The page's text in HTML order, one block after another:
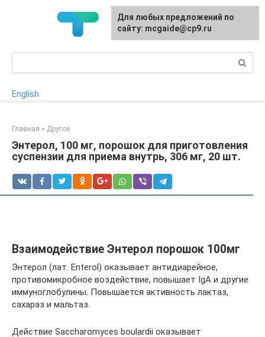
English
Главная » Другое
Энтерол, 100 мг, порошок для приготовления
суспензии для приема внутрь, 306 мг, 20 шт.
Взаимодействие Энтерол порошок 100мг
Энтерол (лат. Enterol) оказывает антидиарейное,
противомикробное воздействие, повышает IgA и другие
иммуноглобулины. Повышается активность лактаз,
сахараз и мальтаз.
Действие Saccharomyces boulardii оказывает
Для любых предложений по
сайту: mcgaide@cp9.ru